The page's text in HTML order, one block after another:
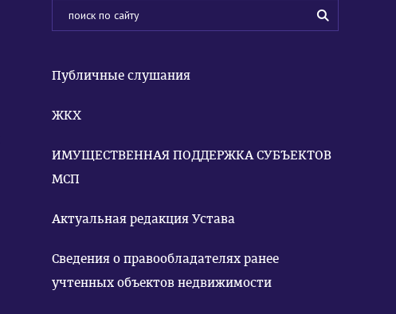
Публичные слушания
ЖКХ
ИМУЩЕСТВЕННАЯ ПОДДЕРЖКА СУБЪЕКТОВ
МСП
Актуальная редакция Устава
Сведения о правообладателях ранее
учтенных объектов недвижимости